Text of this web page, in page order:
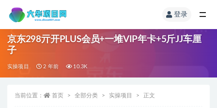
登录
京东298亓开PLUS会员+一堆VIP年卡+5斤JJ车厘
子
实操项目 2 年前 10.3K
当前位置： 首页 全部分类 实操项目 正文